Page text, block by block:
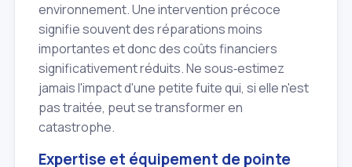
environnement. Une intervention précoce
signifie souvent des réparations moins
importantes et donc des coûts financiers
significativement réduits. Ne sous‑estimez
jamais l'impact d'une petite fuite qui, si elle n'est
pas traitée, peut se transformer en
catastrophe.
Expertise et équipement de pointe